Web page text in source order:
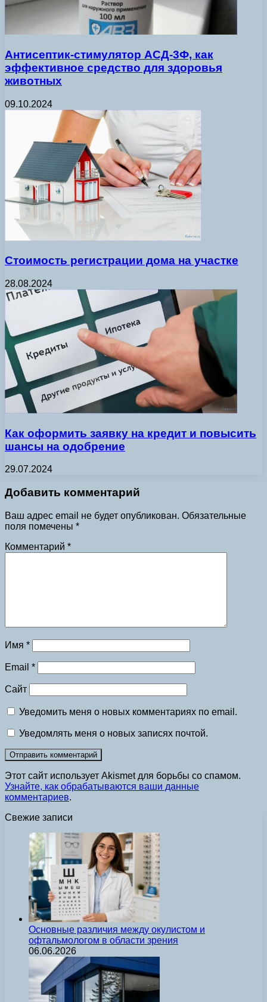
Антисептик-стимулятор АСД-3Ф, как
эффективное средство для здоровья
животных
09.10.2024
Стоимость регистрации дома на участке
28.08.2024
Как оформить заявку на кредит и повысить
шансы на одобрение
29.07.2024
Добавить комментарий
Ваш адрес email не будет опубликован. Обязательные
поля помечены *
Комментарий *
Имя *
Email *
Сайт
Уведомить меня о новых комментариях по email.
Уведомлять меня о новых записях почтой.
Этот сайт использует Akismet для борьбы со спамом.
Узнайте, как обрабатываются ваши данные
комментариев.
Свежие записи
Основные различия между окулистом и
офтальмологом в области зрения
06.06.2026